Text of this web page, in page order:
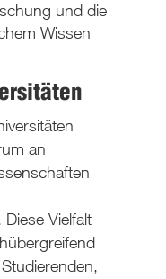
und die
Wissen
an
Vielfalt